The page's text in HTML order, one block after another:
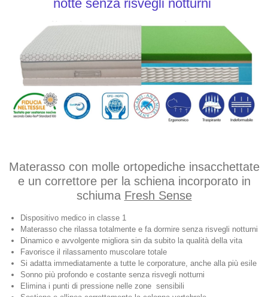
notte senza risvegli notturni
Materasso con molle ortopediche insacchettate
e un correttore per la schiena incorporato in
schiuma Fresh Sense
Dispositivo medico in classe 1
Materasso che rilassa totalmente e fa dormire senza risvegli notturni
Dinamico e avvolgente migliora sin da subito la qualità della vita
Favorisce il rilassamento muscolare totale
Si adatta immediatamente a tutte le corporature, anche alla più esile
Sonno più profondo e costante senza risvegli notturni
Elimina i punti di pressione nelle zone sensibili